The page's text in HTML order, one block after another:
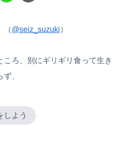
（@seiz_suzuki）
ころ、別にギリギリ食って生き
、
しよう